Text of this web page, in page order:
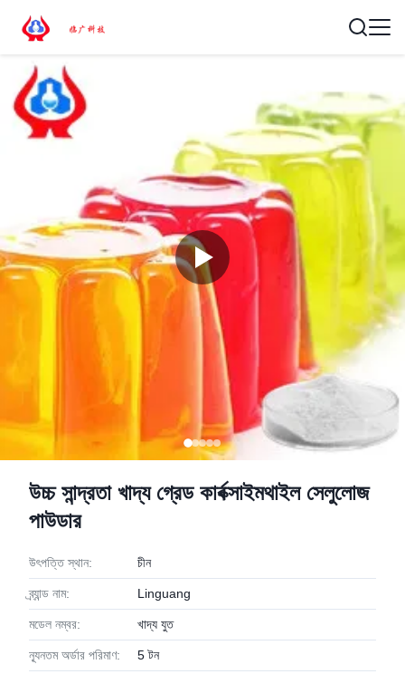
উচ্চ সান্দ্রতা খাদ্য গ্রেড কার্বক্সাইমথাইল সেলুলোজ
পাউডার
উৎপত্তি স্থান: চীন
ব্র্যান্ড নাম: Linguang
মডেল নম্বর: খাদ্য যুত
ন্যূনতম অর্ডার পরিমাণ: 5 টন